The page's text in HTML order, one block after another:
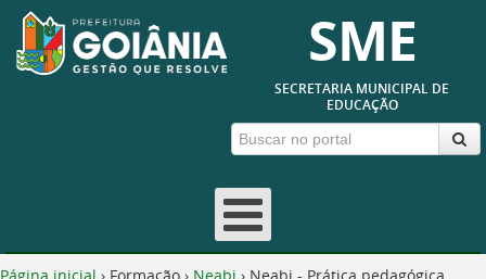
SME
SECRETARIA MUNICIPAL DE
EDUCAÇÃO